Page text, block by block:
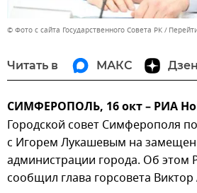
© Фото с сайта Государственного Совета РК
Читать в МАКС Дзен
СИМФЕРОПОЛЬ, 16 окт – РИА
Городской совет Симферополя
с Игорем Лукашевым на
администрации города. Об
сообщил глава горсовета Виктор